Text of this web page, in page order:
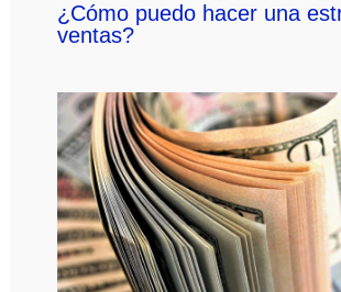
¿Cómo puedo hacer una
ventas?